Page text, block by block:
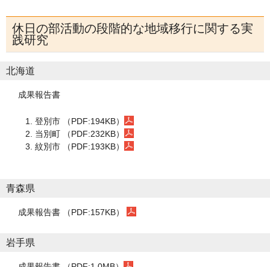
休日の部活動の段階的な地域移行に関する実
践研究
北海道
成果報告書
登別市 （PDF:194KB）
当別町 （PDF:232KB）
紋別市 （PDF:193KB）
青森県
成果報告書 （PDF:157KB）
岩手県